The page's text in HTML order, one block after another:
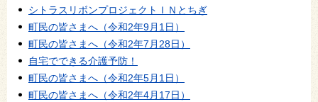
シトラスリボンプロジェクトＩＮとちぎ
町民の皆さまへ（令和2年9月1日）
町民の皆さまへ（令和2年7月28日）
自宅でできる介護予防！
町民の皆さまへ（令和2年5月1日）
町民の皆さまへ（令和2年4月17日）